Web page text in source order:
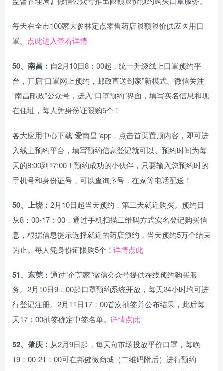
每天在全市100家大参林定点零售药店限额限价供应医用口
罩。 点此进入查看详情
50、南昌： 自2月10日8：00起，统一升级线上口罩预约平
台，开启“口罩网上预约，邮政直送到家”新模式。微信关注
“南昌邮政”公众号，进入“口罩预约”界面，填写实名信息和现
在住址，每人凭身份证限购5个！
各大应用中心下载“爱南昌”app，点击首页置顶内容，即可进
入线上预约平台，填写预约信息登记就可以。预约时间为每
天的8:00到17:00！预约成功的小伙伴，只要输入您预约时的
手机号和身份证号，可以查询序号，在家等电话配送！
50、上饶： 2月10日起当天预约，第二天就近购买。预约日
从8：00-17：00，通过手机扫描二维码方式实名登记购买信
息，根据信息提示选择就近的药店预约，当天预约5万个结束
为止。每人凭身份证限购5个！ 详情点此
51、东莞： 通过“企莞家”微信公众号提供在线预约购买服
务。2月10日9：00起口罩预约系统开放，每天24小时均可进
行登记注册。2月11日17：00首次抽签并公布结果，此后每
天17：00抽签确定中签名单。 详情点此
52、肇庆： 从2月9日起，每天向市场投放平价口罩，每晚
19：00-21：00可在邦健微商城（二维码附后）进行预约